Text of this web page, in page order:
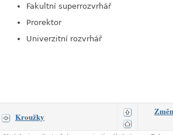
Fakultní superrozvrhář
Prorektor
Univerzitní rozvrhář
Kroužky